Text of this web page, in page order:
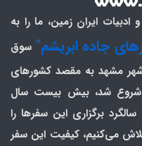
ایران زمین، ما را به
جاده ابریشم" سوق
شهر مشهد به مقصد کشورهای
شروع شد، بیش بیست سال
1404 بیستمین سالگرد برگزاری این سفرها را
می‌کنیم، کیفیت این سفر